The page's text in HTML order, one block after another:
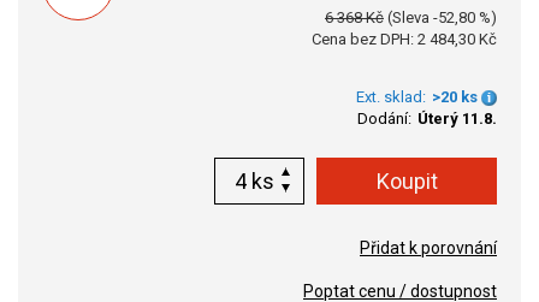
6 368 Kč (Sleva -52,80 %)
Cena bez DPH: 2 484,30 Kč
Ext. sklad: >20 ks
Dodání: Úterý 11.8.
ks
Přidat k porovnání
Poptat cenu / dostupnost